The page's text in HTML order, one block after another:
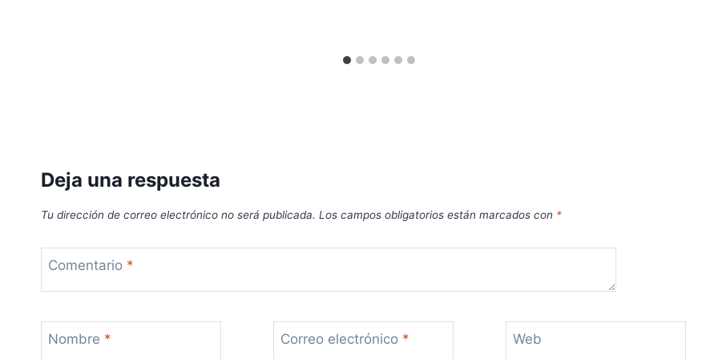
Deja una respuesta
Tu dirección de correo electrónico no será publicada. Los campos obligatorios están marcados con *
Comentario *
Nombre * Correo electrónico * Web